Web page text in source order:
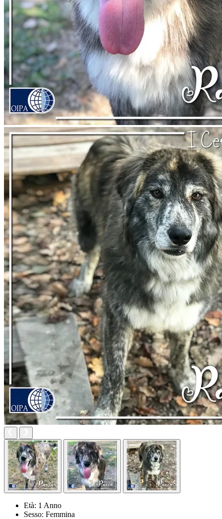
Età: 1 Anno
Sesso: Femmina